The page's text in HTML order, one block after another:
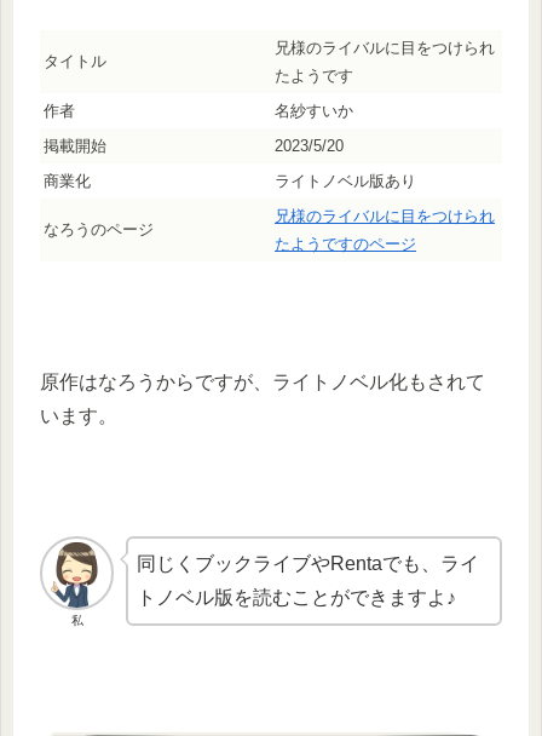
タイトル
兄様のライバルに目をつけられ
たようです
作者
名紗すいか
掲載開始
2023/5/20
商業化
ライトノベル版あり
なろうのページ
兄様のライバルに目をつけられ
たようですのページ
原作はなろうからですが、ライトノベル化もされて
います。
私
同じくブックライブやRentaでも、ライ
トノベル版を読むことができますよ♪